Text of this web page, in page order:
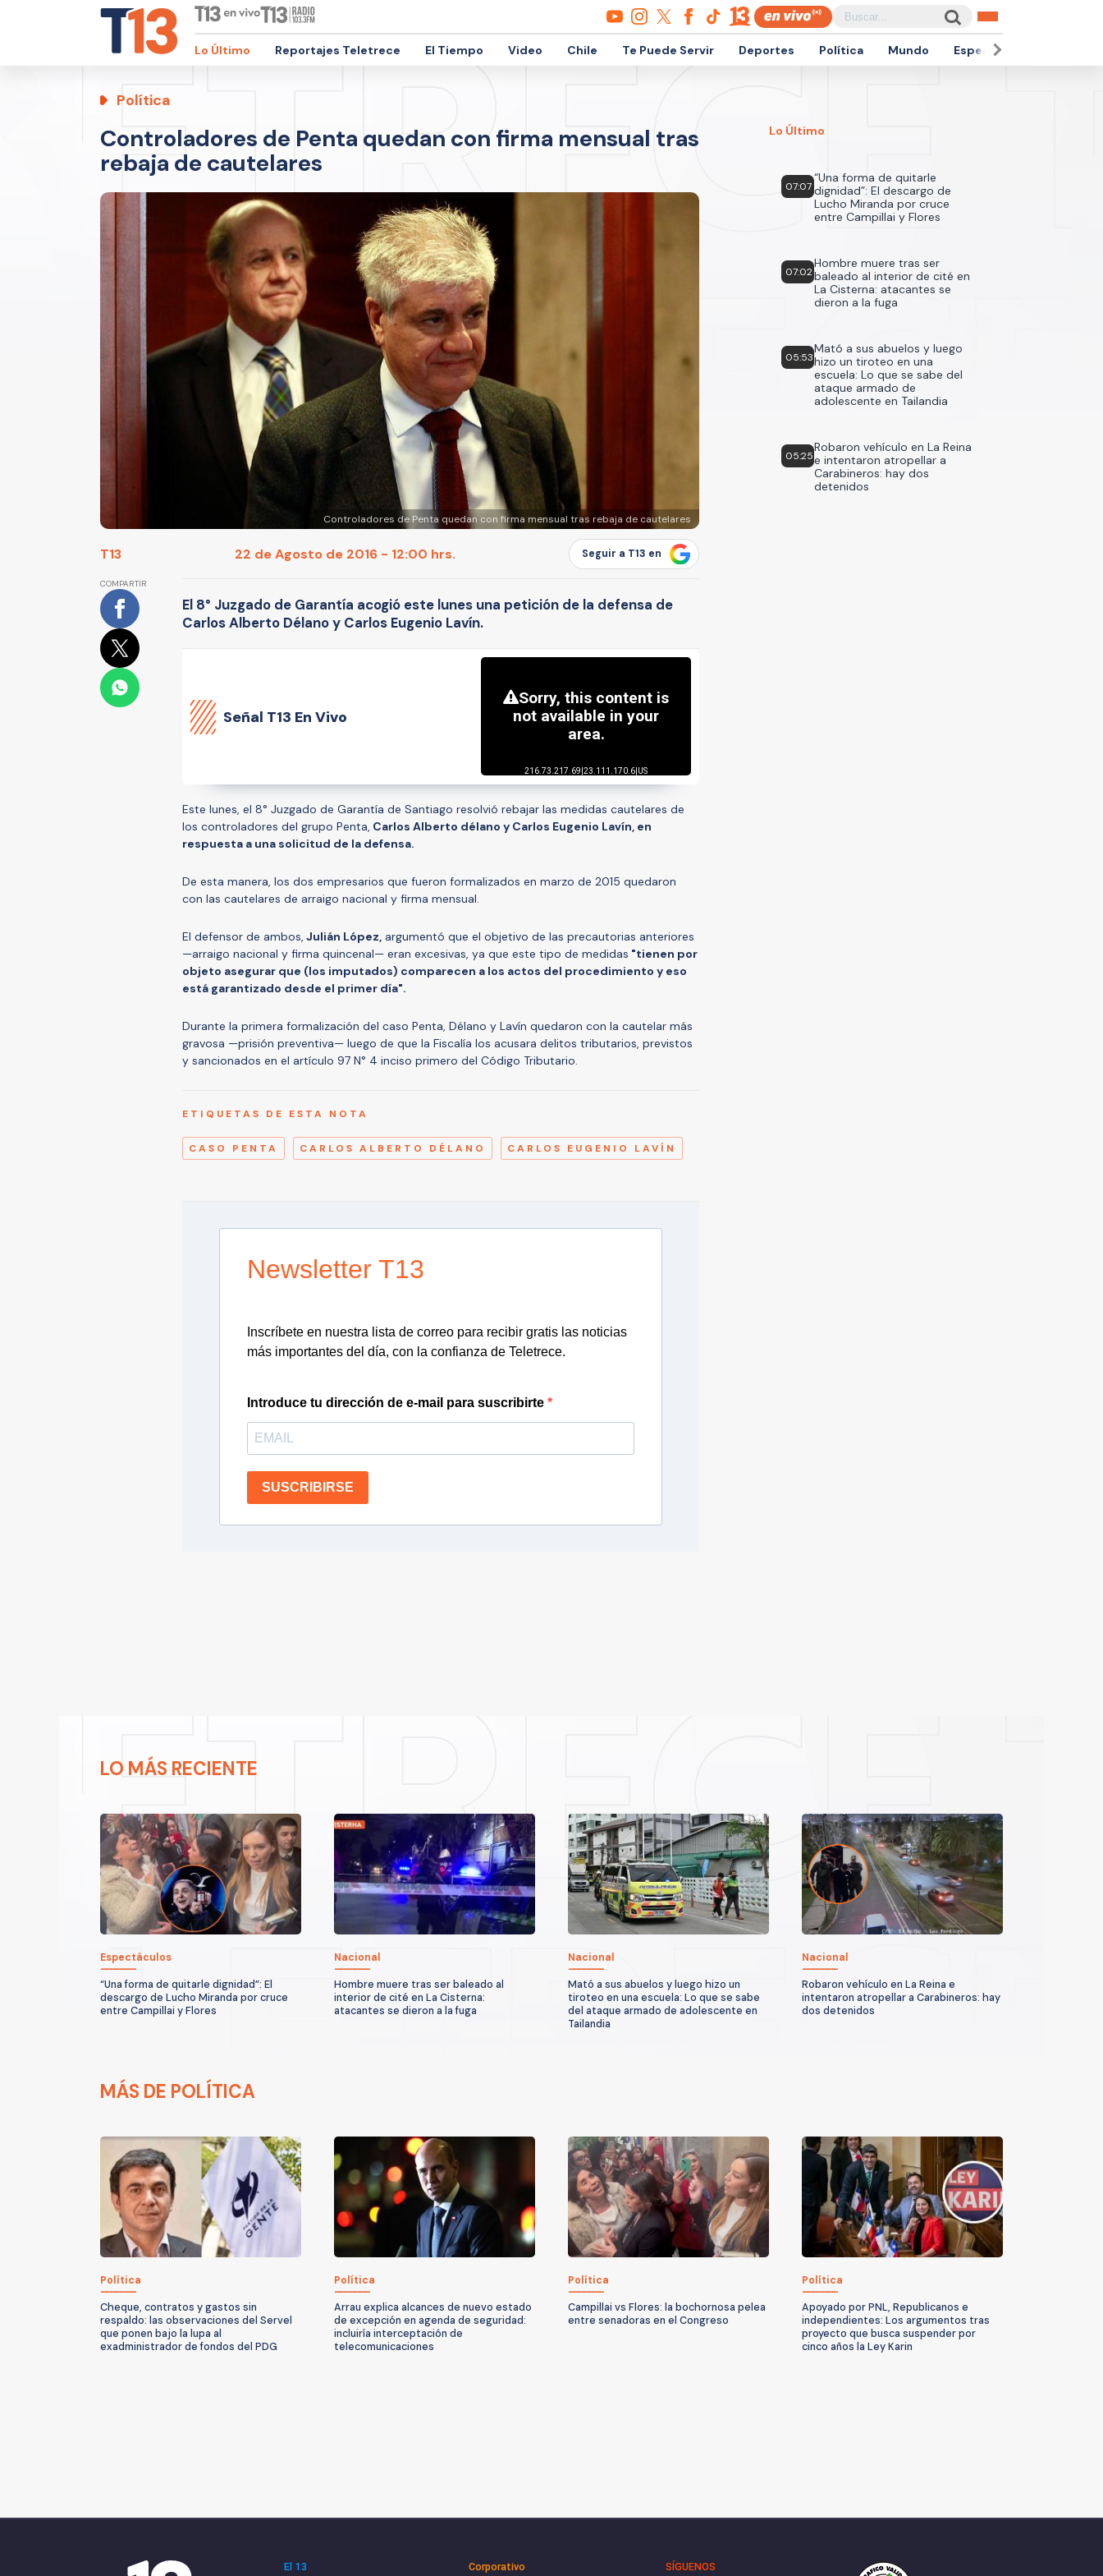
Lo Último Reportajes Teletrece El Tiempo Video Chile Te Puede Servir Deportes Política Mundo Espectáculos
Política
Controladores de Penta quedan con firma mensual tras
rebaja de cautelares
Controladores de Penta quedan con firma mensual tras rebaja de cautelares
T13 22 de Agosto de 2016 - 12:00 hrs. Seguir a T13 en
COMPARTIR
El 8° Juzgado de Garantía acogió este lunes una petición de la defensa de
Carlos Alberto Délano y Carlos Eugenio Lavín.
Señal T13 En Vivo
Este lunes, el 8° Juzgado de Garantía de Santiago resolvió rebajar las medidas cautelares de
los controladores del grupo Penta, Carlos Alberto délano y Carlos Eugenio Lavín, en
respuesta a una solicitud de la defensa.
De esta manera, los dos empresarios que fueron formalizados en marzo de 2015 quedaron
con las cautelares de arraigo nacional y firma mensual.
El defensor de ambos, Julián López, argumentó que el objetivo de las precautorias anteriores
—arraigo nacional y firma quincenal— eran excesivas, ya que este tipo de medidas "tienen por
objeto asegurar que (los imputados) comparecen a los actos del procedimiento y eso
está garantizado desde el primer día".
Durante la primera formalización del caso Penta, Délano y Lavín quedaron con la cautelar más
gravosa —prisión preventiva— luego de que la Fiscalía los acusara delitos tributarios, previstos
y sancionados en el artículo 97 N° 4 inciso primero del Código Tributario.
ETIQUETAS DE ESTA NOTA
CASO PENTA CARLOS ALBERTO DÉLANO CARLOS EUGENIO LAVÍN
Newsletter T13
Inscríbete en nuestra lista de correo para recibir gratis las noticias
más importantes del día, con la confianza de Teletrece.
Introduce tu dirección de e-mail para suscribirte
SUSCRIBIRSE
Lo Último
07:07
“Una forma de quitarle
dignidad”: El descargo de
Lucho Miranda por cruce
entre Campillai y Flores
07:02
Hombre muere tras ser
baleado al interior de cité en
La Cisterna: atacantes se
dieron a la fuga
05:53
Mató a sus abuelos y luego
hizo un tiroteo en una
escuela: Lo que se sabe del
ataque armado de
adolescente en Tailandia
05:25
Robaron vehículo en La Reina
e intentaron atropellar a
Carabineros: hay dos
detenidos
LO MÁS RECIENTE
Espectáculos
“Una forma de quitarle dignidad”: El
descargo de Lucho Miranda por cruce
entre Campillai y Flores
Nacional
Hombre muere tras ser baleado al
interior de cité en La Cisterna:
atacantes se dieron a la fuga
Nacional
Mató a sus abuelos y luego hizo un
tiroteo en una escuela: Lo que se sabe
del ataque armado de adolescente en
Tailandia
Nacional
Robaron vehículo en La Reina e
intentaron atropellar a Carabineros: hay
dos detenidos
MÁS DE POLÍTICA
Política
Cheque, contratos y gastos sin
respaldo: las observaciones del Servel
que ponen bajo la lupa al
exadministrador de fondos del PDG
Política
Arrau explica alcances de nuevo estado
de excepción en agenda de seguridad:
incluiría interceptación de
telecomunicaciones
Política
Campillai vs Flores: la bochornosa pelea
entre senadoras en el Congreso
Política
Apoyado por PNL, Republicanos e
independientes: Los argumentos tras
proyecto que busca suspender por
cinco años la Ley Karin
El 13 Corporativo SÍGUENOS